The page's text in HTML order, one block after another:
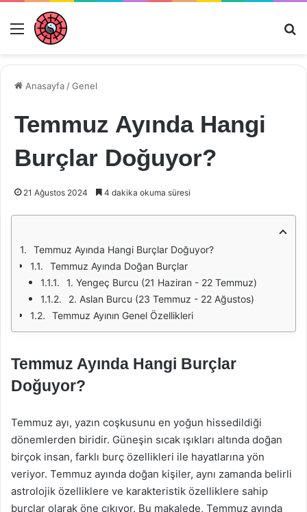
Menü
Anasayfa /Genel
Temmuz Ayında Hangi
Burçlar Doğuyor?
21 Ağustos 2024 4 dakika okuma süresi
Temmuz Ayında Hangi Burçlar Doğuyor?
Temmuz Ayında Doğan Burçlar
1. Yengeç Burcu (21 Haziran - 22 Temmuz)
2. Aslan Burcu (23 Temmuz - 22 Ağustos)
Temmuz Ayının Genel Özellikleri
Temmuz Ayında Hangi Burçlar
Doğuyor?
Temmuz ayı, yazın coşkusunu en yoğun hissedildiği
dönemlerden biridir. Güneşin sıcak ışıkları altında doğan
birçok insan, farklı burç özellikleri ile hayatlarına yön
veriyor. Temmuz ayında doğan kişiler, aynı zamanda belirli
astrolojik özelliklere ve karakteristik özelliklere sahip
burçlar olarak öne çıkıyor. Bu makalede, Temmuz ayında